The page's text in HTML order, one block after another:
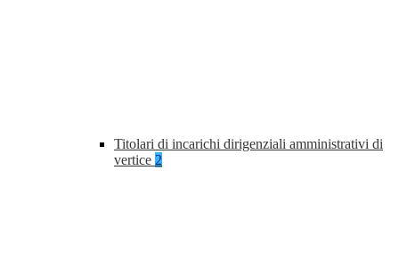
Titolari di incarichi dirigenziali amministrativi di
vertice 2